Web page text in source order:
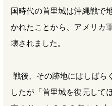
国時代の首里城は沖縄戦で
かれたことから、アメリカ
壊されました。
戦後、その跡地にはしばら
したが「首里城を復元して